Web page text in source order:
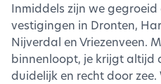
Inmiddels zijn we
vestigingen in Dronten,
Nijverdal en Vriezenveen.
binnenloopt, je krijgt altijd
duidelijk en recht door zee.